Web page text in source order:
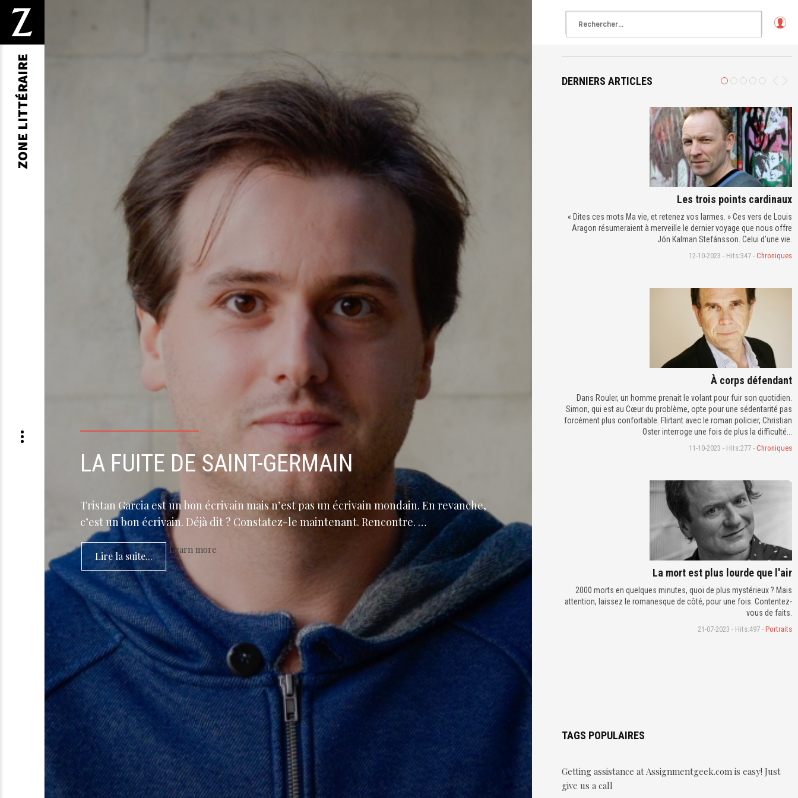
LA FUITE DE SAINT-GERMAIN
Tristan Garcia est un bon écrivain mais n’est pas un écrivain mondain. En revanche,
c’est un bon écrivain. Déjà dit ? Constatez-le maintenant. Rencontre. …
Lire la suite...
Learn more
g
DERNIERS ARTICLES
Les trois points cardinaux
« Dites ces mots Ma vie, et retenez vos larmes. » Ces vers de Louis
Aragon résumeraient à merveille le dernier voyage que nous offre
Jón Kalman Stefánsson. Celui d’une vie.
12-10-2023 - Hits:347 - Chroniques
À corps défendant
Dans Rouler, un homme prenait le volant pour fuir son quotidien.
Simon, qui est au Cœur du problème, opte pour une sédentarité pas
forcément plus confortable. Flirtant avec le roman policier, Christian
Oster interroge une fois de plus la difficulté...
11-10-2023 - Hits:277 - Chroniques
La mort est plus lourde que l'air
2000 morts en quelques minutes, quoi de plus mystérieux ? Mais
attention, laissez le romanesque de côté, pour une fois. Contentez-
vous de faits.
21-07-2023 - Hits:497 - Portraits
TAGS POPULAIRES
Getting assistance at Assignmentgeek.com is easy! Just
give us a call
ZONE LITTÉRAIRE